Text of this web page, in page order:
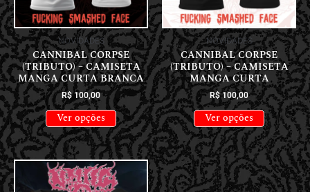
NOVIDADES
CANNIBAL CORPSE
(TRIBUTO) – CAMISETA
MANGA CURTA BRANCA
R$100,00
Ver opções
NOVIDADES
CANNIBAL CORPSE
(TRIBUTO) – CAMISETA
MANGA CURTA
R$100,00
Ver opções